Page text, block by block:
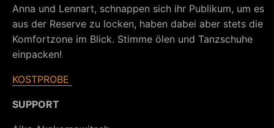
Anna und Lennart, schnappen sich ihr Publikum, um es
aus der Reserve zu locken, haben dabei aber stets die
Komfortzone im Blick. Stimme ölen und Tanzschuhe
einpacken!
KOSTPROBE
SUPPORT